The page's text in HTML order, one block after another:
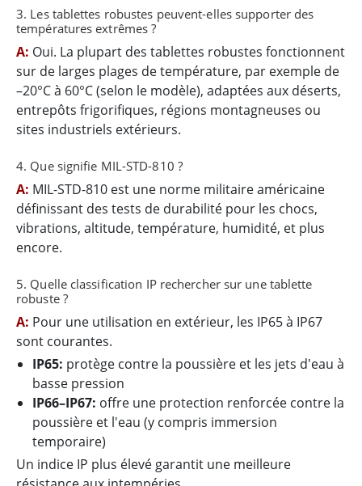
3. Les tablettes robustes peuvent-elles supporter des
températures extrêmes ?
A: Oui. La plupart des tablettes robustes fonctionnent
sur de larges plages de température, par exemple de
–20°C à 60°C (selon le modèle), adaptées aux déserts,
entrepôts frigorifiques, régions montagneuses ou
sites industriels extérieurs.
4. Que signifie MIL-STD-810 ?
A: MIL-STD-810 est une norme militaire américaine
définissant des tests de durabilité pour les chocs,
vibrations, altitude, température, humidité, et plus
encore.
5. Quelle classification IP rechercher sur une tablette
robuste ?
A: Pour une utilisation en extérieur, les IP65 à IP67
sont courantes.
IP65: protège contre la poussière et les jets d'eau à
basse pression
IP66–IP67: offre une protection renforcée contre la
poussière et l'eau (y compris immersion
temporaire)
Un indice IP plus élevé garantit une meilleure